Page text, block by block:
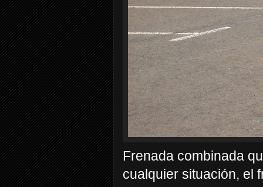
Frenada combinada
cualquier situación, el